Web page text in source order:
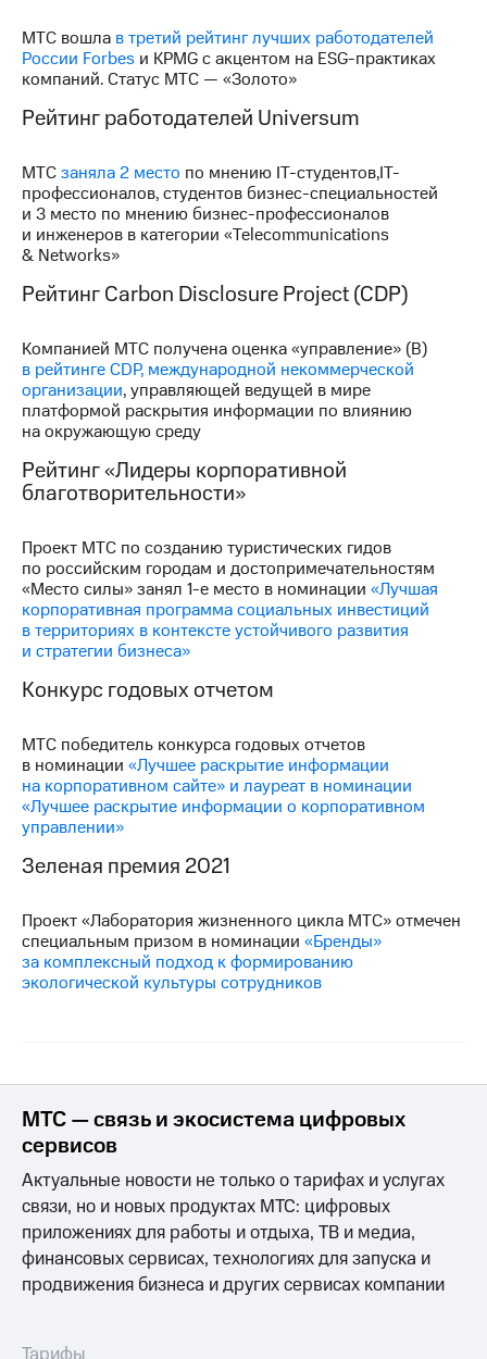
МТС вошла в третий рейтинг лучших работодателей
России Forbes и KPMG с акцентом на ESG-практиках
компаний. Статус МТС — «Золото»
Рейтинг работодателей Universum
МТСзаняла 2 место по мнению IT-студентов,IT-
профессионалов, студентов бизнес-специальностей
и 3 место по мнению бизнес-профессионалов
и инженеров в категории «Telecommunications
& Networks»
Рейтинг Carbon Disclosure Project (CDP)
Компанией МТС получена оценка «управление» (В)
в рейтинге CDP, международной некоммерческой
организации, управляющей ведущей в мире
платформой раскрытия информации по влиянию
на окружающую среду
Рейтинг «Лидеры корпоративной
благотворительности»
Проект МТС по созданию туристических гидов
по российским городам и достопримечательностям
«Место силы» занял 1-е место в номинации «Лучшая
корпоративная программа социальных инвестиций
в территориях в контексте устойчивого развития
и стратегии бизнеса»
Конкурс годовых отчетом
МТС победитель конкурса годовых отчетов
в номинации «Лучшее раскрытие информации
на корпоративном сайте» и лауреат в номинации
«Лучшее раскрытие информации о корпоративном
управлении»
Зеленая премия 2021
Проект «Лаборатория жизненного цикла МТС» отмечен
специальным призом в номинации «Бренды»
за комплексный подход к формированию
экологической культуры сотрудников
МТС — связь и экосистема цифровых
сервисов
Актуальные новости не только о тарифах и услугах
связи, но и новых продуктах МТС: цифровых
приложениях для работы и отдыха, ТВ и медиа,
финансовых сервисах, технологиях для запуска и
продвижения бизнеса и других сервисах компании